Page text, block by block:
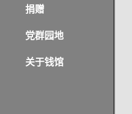
捐赠
党群园地
关于钱馆